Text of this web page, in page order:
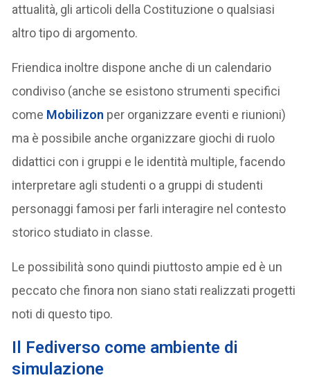
attualità, gli articoli della Costituzione o qualsiasi
altro tipo di argomento.
Friendica inoltre dispone anche di un calendario
condiviso (anche se esistono strumenti specifici
come Mobilizon per organizzare eventi e riunioni)
ma è possibile anche organizzare giochi di ruolo
didattici con i gruppi e le identità multiple, facendo
interpretare agli studenti o a gruppi di studenti
personaggi famosi per farli interagire nel contesto
storico studiato in classe.
Le possibilità sono quindi piuttosto ampie ed è un
peccato che finora non siano stati realizzati progetti
noti di questo tipo.
Il Fediverso come ambiente di
simulazione